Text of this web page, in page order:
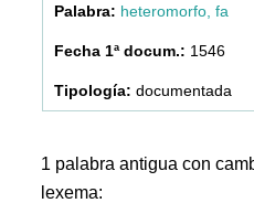
heteromorfo, fa
1546
documentada
1 palabra antigua con
lexema: